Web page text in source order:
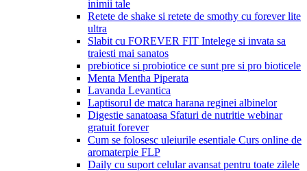
inimii tale
Retete de shake si retete de smothy cu forever lite
ultra
Slabit cu FOREVER FIT Intelege si invata sa
traiesti mai sanatos
prebiotice si probiotice ce sunt pre si pro bioticele
Menta Mentha Piperata
Lavanda Levantica
Laptisorul de matca harana reginei albinelor
Digestie sanatoasa Sfaturi de nutritie webinar
gratuit forever
Cum se folosesc uleiurile esentiale Curs online de
aromaterpie FLP
Daily cu suport celular avansat pentru toate zilele